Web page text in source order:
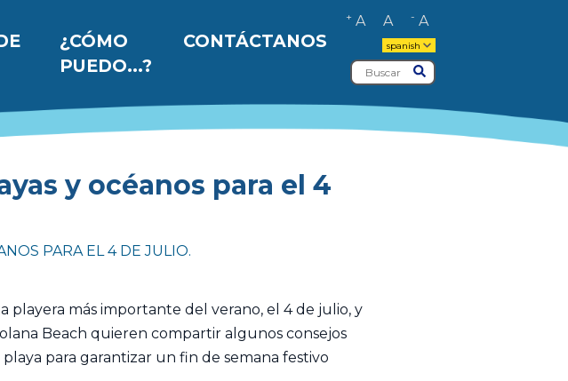
¿CÓMO
PUEDO...?
CONTÁCTANOS
- A
A
+ A
spanish
Buscar Entregar
y océanos para el 4
PARA EL 4 DE JULIO.
playera más importante del verano, el 4 de julio, y
Beach quieren compartir algunos consejos
para garantizar un fin de semana festivo